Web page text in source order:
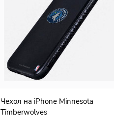
Чехол на iPhone Minnesota
Timberwolves